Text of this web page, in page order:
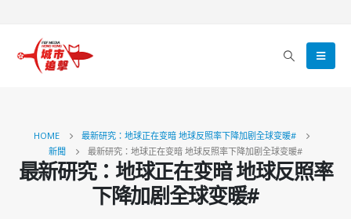
HOME
最新研究：地球正在变暗 地球反照率下降加剧全球变暖#
新聞
最新研究：地球正在变暗 地球反照率下降加剧全球变暖#
最新研究：地球正在变暗 地球反照率
下降加剧全球变暖#